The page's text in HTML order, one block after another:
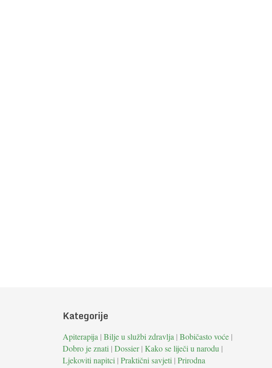
Kategorije
Apiterapija | Bilje u službi zdravlja | Bobičasto voće |
Dobro je znati | Dossier| Kako se liječi u narodu |
Ljekoviti napitci | Praktični savjeti | Prirodna